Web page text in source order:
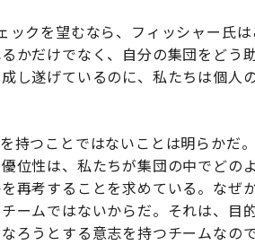
ックを望むなら、フィッシャー氏
かだけでなく、自分の集団をどう
し遂げているのに、私たちは個人
持つことではないことは明らかだ
位性は、私たちが集団の中でどの
再考することを求めている。なぜ
ームではないからだ。それは、目
ろうとする意志を持つチームなので